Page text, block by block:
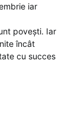
iar
povești. Iar
încât
cu succes